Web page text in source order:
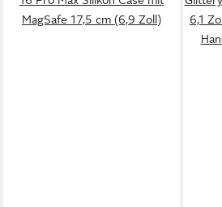
MagSafe 17,5 cm (6,9 Zoll)
6,1